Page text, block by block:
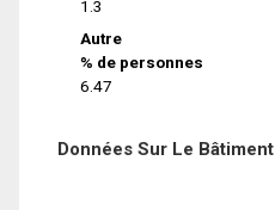
1.3
Autre
% de personnes
6.47
Données Sur Le Bâtiment